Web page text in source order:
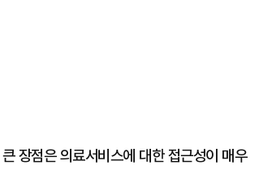
장점은 의료서비스에 대한 접근성이 매우